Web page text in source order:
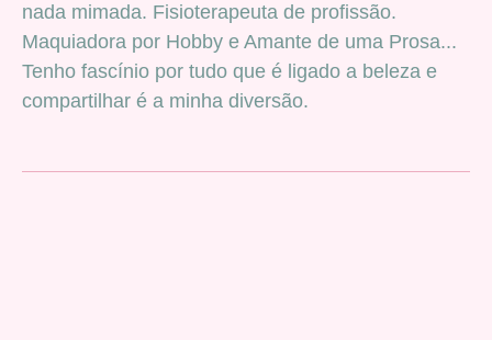
nada mimada. Fisioterapeuta de profissão.
Maquiadora por Hobby e Amante de uma Prosa...
Tenho fascínio por tudo que é ligado a beleza e
compartilhar é a minha diversão.